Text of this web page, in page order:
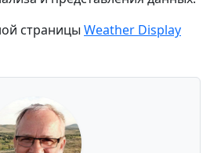
страницы Weather Display